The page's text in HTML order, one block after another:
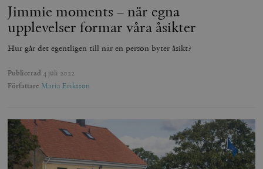
Jimmie moments – när egna
upplevelser formar våra åsikter
Hur går det egentligen till när en person byter åsikt?
Publicerad 4 juli 2022
Författare Maria Eriksson